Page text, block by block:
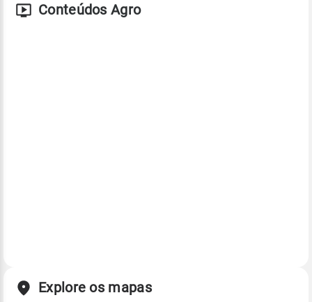
Conteúdos Agro
Explore os mapas